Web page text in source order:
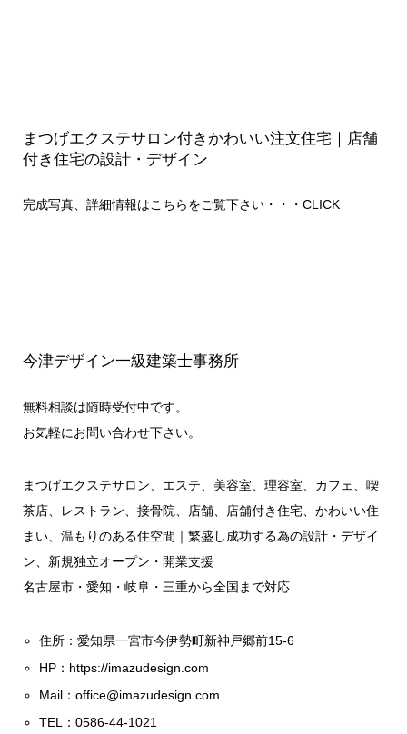
まつげエクステサロン付きかわいい注文住宅｜店舗
付き住宅の設計・デザイン
完成写真、詳細情報はこちらをご覧下さい・・・ CLICK
今津デザイン一級建築士事務所
無料相談は随時受付中です。
お気軽にお問い合わせ下さい。
まつげエクステサロン、エステ、美容室、理容室、カフェ、喫
茶店、レストラン、接骨院、店舗、店舗付き住宅、かわいい住
まい、温もりのある住空間｜繁盛し成功する為の設計・デザイ
ン、新規独立オープン・開業支援
名古屋市・愛知・岐阜・三重から全国まで対応
住所：愛知県一宮市今伊勢町新神戸郷前15-6
HP： https://imazudesign.com
Mail：office@imazudesign.com
TEL：0586-44-1021